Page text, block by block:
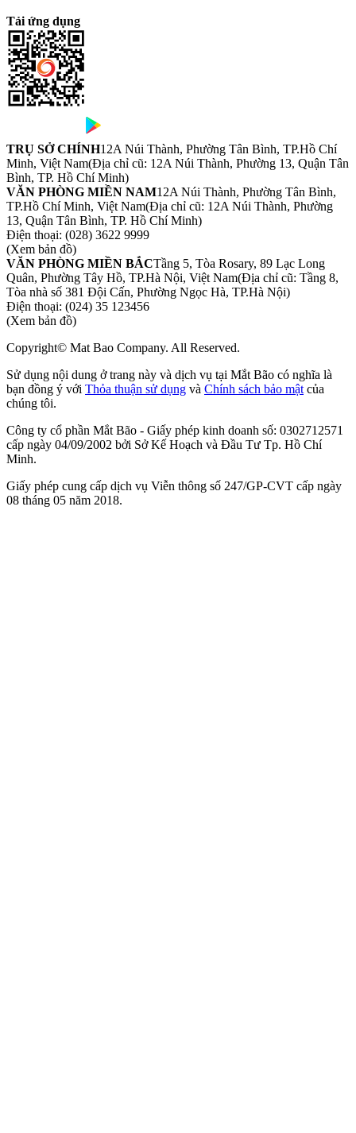
Tải ứng dụng
TRỤ SỞ CHÍNH12A Núi Thành, Phường Tân Bình, TP.Hồ Chí
Minh, Việt Nam(Địa chỉ cũ: 12A Núi Thành, Phường 13, Quận Tân
Bình, TP. Hồ Chí Minh)
VĂN PHÒNG MIỀN NAM12A Núi Thành, Phường Tân Bình,
TP.Hồ Chí Minh, Việt Nam(Địa chỉ cũ: 12A Núi Thành, Phường
13, Quận Tân Bình, TP. Hồ Chí Minh)
Điện thoại: (028) 3622 9999
(Xem bản đồ)
VĂN PHÒNG MIỀN BẮCTầng 5, Tòa Rosary, 89 Lạc Long
Quân, Phường Tây Hồ, TP.Hà Nội, Việt Nam(Địa chỉ cũ: Tầng 8,
Tòa nhà số 381 Đội Cấn, Phường Ngọc Hà, TP.Hà Nội)
Điện thoại: (024) 35 123456
(Xem bản đồ)
Copyright© Mat Bao Company. All Reserved.
Sử dụng nội dung ở trang này và dịch vụ tại Mắt Bão có nghĩa là
bạn đồng ý với Thỏa thuận sử dụng và Chính sách bảo mật của
chúng tôi.
Công ty cổ phần Mắt Bão - Giấy phép kinh doanh số: 0302712571
cấp ngày 04/09/2002 bởi Sở Kế Hoạch và Đầu Tư Tp. Hồ Chí
Minh.
Giấy phép cung cấp dịch vụ Viễn thông số 247/GP-CVT cấp ngày
08 tháng 05 năm 2018.